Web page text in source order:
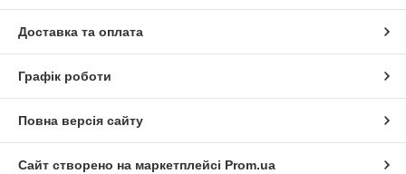
Доставка та оплата
Графік роботи
Повна версія сайту
Сайт створено на маркетплейсі Prom.ua